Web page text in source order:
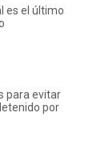
es el último
para evitar
por